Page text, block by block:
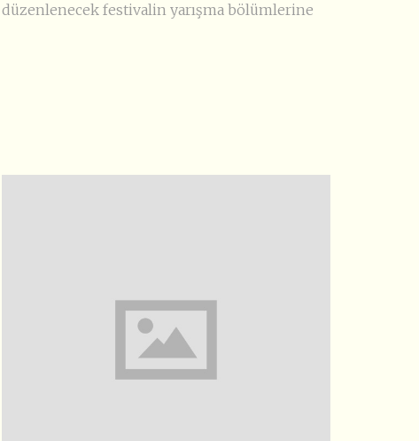
düzenlenecek festivalin yarışma bölümlerine